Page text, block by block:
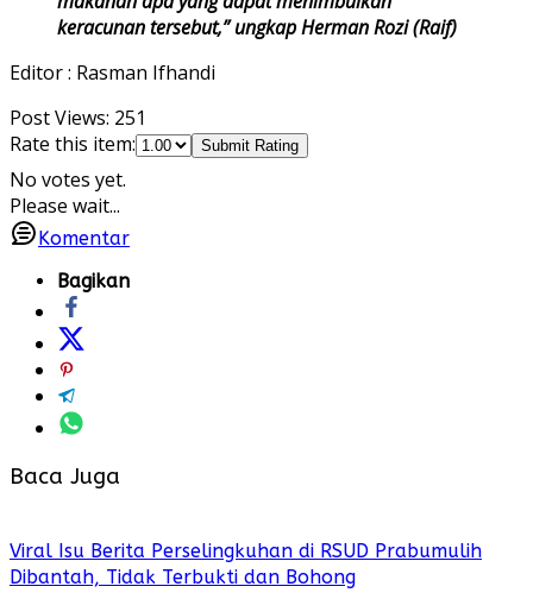
keracunan tersebut,” ungkap Herman Rozi (Raif)
Editor : Rasman Ifhandi
Post Views: 251
Rate this item:
Submit Rating
No votes yet.
Please wait...
Komentar
Bagikan
Baca Juga
Viral Isu Berita Perselingkuhan di RSUD Prabumulih
Dibantah, Tidak Terbukti dan Bohong